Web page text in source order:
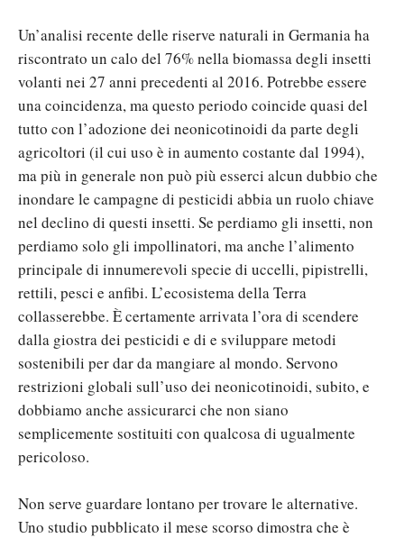
Un’analisi recente delle riserve naturali in Germania ha
riscontrato un calo del 76% nella biomassa degli insetti
volanti nei 27 anni precedenti al 2016. Potrebbe essere
una coincidenza, ma questo periodo coincide quasi del
tutto con l’adozione dei neonicotinoidi da parte degli
agricoltori (il cui uso è in aumento costante dal 1994),
ma più in generale non può più esserci alcun dubbio che
inondare le campagne di pesticidi abbia un ruolo chiave
nel declino di questi insetti. Se perdiamo gli insetti, non
perdiamo solo gli impollinatori, ma anche l’alimento
principale di innumerevoli specie di uccelli, pipistrelli,
rettili, pesci e anfibi. L’ecosistema della Terra
collasserebbe. È certamente arrivata l’ora di scendere
dalla giostra dei pesticidi e di e sviluppare metodi
sostenibili per dar da mangiare al mondo. Servono
restrizioni globali sull’uso dei neonicotinoidi, subito, e
dobbiamo anche assicurarci che non siano
semplicemente sostituiti con qualcosa di ugualmente
pericoloso.
Non serve guardare lontano per trovare le alternative.
Uno studio pubblicato il mese scorso dimostra che è